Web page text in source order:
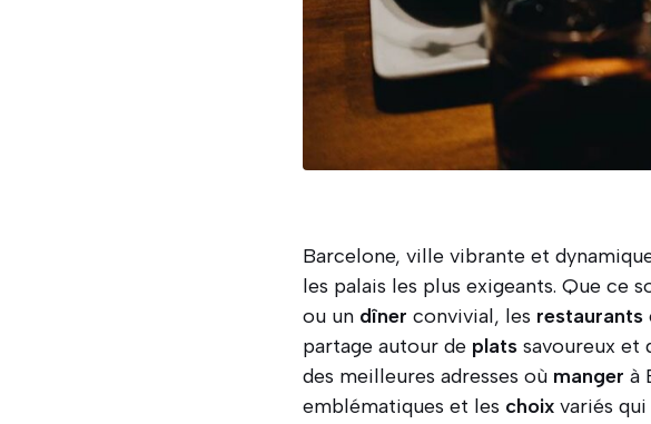
Barcelone, ville vibrante et
les palais les plus exigeants. Que ce
ou un dîner convivial, les restaurants
partage autour de plats savoureux et
des meilleures adresses où manger à
emblématiques et les choix variés qui